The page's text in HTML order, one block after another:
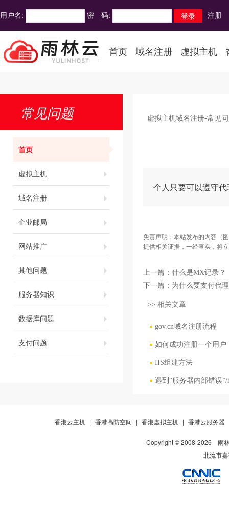
用户名: 密 码: 注册
首页 域名注册 虚拟主机
常见问题
首页
虚拟主机
域名注册
企业邮局
网站推广
其他问题
服务器知识
数据库问题
支付问题
虚拟主机域名注册-常见
个人只要可以遵守
免责声明：本站发布的内容（
提供相关证据，一经查实，将
上一篇： 什么是MX记录？
下一篇： 为什么要支付代
>> 相关文章
gov.cn域名注册流程
如何成功注册一个用户
IIS组建方法
遇到“服务器内部错误
香港云主机 | 香港高防空间 | 香港虚拟主机 | 香港云服务器
Copyright © 2008-2026
雨
北流市